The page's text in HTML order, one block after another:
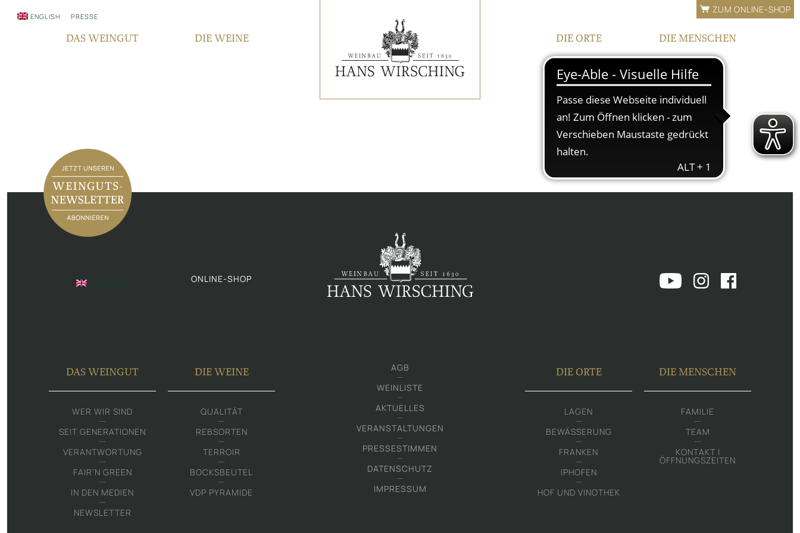
DAS WEINGUT
IN DEN MEDIEN
NEWSLETTER
DIE WEINE DIE ORTE
LAGEN
BEWÄSSERUNG
IPHOFEN
HOF UND VINOTHEK
DIE MENSCHEN
FAMILIE
TEAM
ÖFFNUNGSZEITEN
ENGLISH PRESSE
ZUM ONLINE-SHOP
ENGLISH ONLINE-SHOP
DAS WEINGUT
WER WIR SIND
SEIT GENERATIONEN
VERANTWORTUNG
FAIR‘N GREEN
IN DEN MEDIEN
NEWSLETTER
DIE WEINE
QUALITÄT
REBSORTEN
TERROIR
BOCKSBEUTEL
VDP PYRAMIDE
AGB
WEINLISTE
AKTUELLES
VERANSTALTUNGEN
PRESSESTIMMEN
DATENSCHUTZ
IMPRESSUM
DIE ORTE
LAGEN
BEWÄSSERUNG
FRANKEN
IPHOFEN
HOF UND VINOTHEK
DIE MENSCHEN
FAMILIE
TEAM
KONTAKT |
ÖFFNUNGSZEITEN